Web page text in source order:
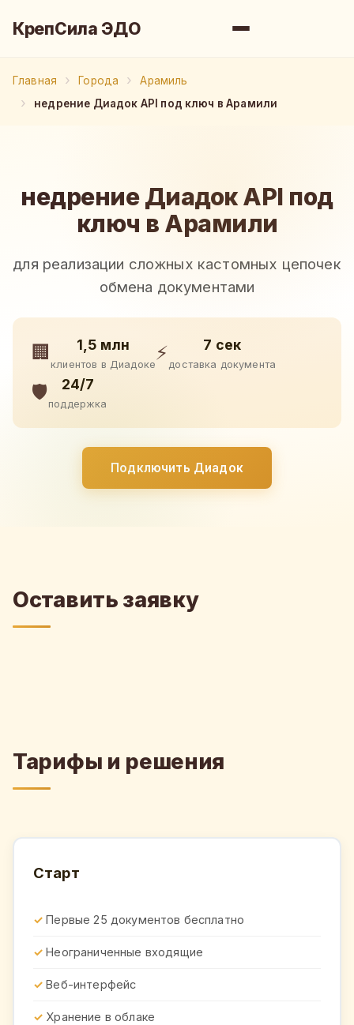
КрепСила ЭДО
Главная Города
Арамиль
недрение Диадок API под ключ в Арамили
недрение Диадок API под
ключ в Арамили
для реализации сложных кастомных цепочек
обмена документами
🏢 1,5 млн
клиентов в Диадоке
⚡ 7 сек
доставка документа
🛡️ 24/7
поддержка
Подключить Диадок
Оставить заявку
Тарифы и решения
Старт
Первые 25 документов бесплатно
Неограниченные входящие
Веб-интерфейс
Хранение в облаке